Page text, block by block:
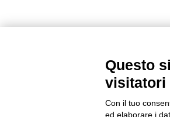
Questo
visitatori
Con il tuo
ed elaborare i